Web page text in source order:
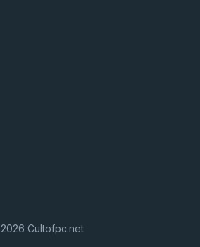
2026 Cultofpc.net